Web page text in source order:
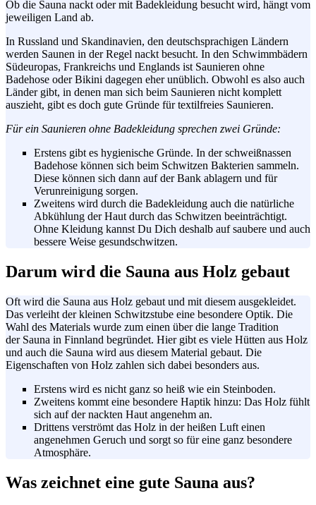
Ob die Sauna nackt oder mit Badekleidung besucht wird, hängt vom
jeweiligen Land ab.
In Russland und Skandinavien, den deutschsprachigen Ländern
werden Saunen in der Regel nackt besucht. In den Schwimmbädern
Südeuropas, Frankreichs und Englands ist Saunieren ohne
Badehose oder Bikini dagegen eher unüblich. Obwohl es also auch
Länder gibt, in denen man sich beim Saunieren nicht komplett
auszieht, gibt es doch gute Gründe fürtextilfreies Saunieren.
Für ein Saunieren ohne Badekleidung sprechen zwei Gründe:
Erstens gibt es hygienische Gründe. In der schweißnassen
Badehose können sich beim Schwitzen Bakterien sammeln.
Diese können sich dann auf der Bank ablagern und für
Verunreinigung sorgen.
Zweitens wird durch die Badekleidung auch die natürliche
Abkühlung der Haut durch das Schwitzen beeinträchtigt.
Ohne Kleidung kannst Du Dich deshalb auf saubere und auch
bessere Weise gesundschwitzen.
Darum wird die Sauna aus Holz gebaut
Oft wird die Sauna aus Holz gebaut und mit diesem ausgekleidet.
Das verleiht der kleinen Schwitzstube eine besondere Optik. Die
Wahl des Materials wurde zum einen über die lange Tradition
der Sauna in Finnland begründet. Hier gibt es viele Hütten aus Holz
und auch die Sauna wird aus diesem Material gebaut. Die
Eigenschaften von Holz zahlen sich dabei besonders aus.
Erstens wird es nicht ganz so heiß wie ein Steinboden.
Zweitens kommt eine besondere Haptik hinzu: Das Holz fühlt
sich auf der nackten Haut angenehm an.
Drittens verströmt das Holz in der heißen Luft einen
angenehmen Geruch und sorgt so für eine ganz besondere
Atmosphäre.
Was zeichnet eine gute Sauna aus?